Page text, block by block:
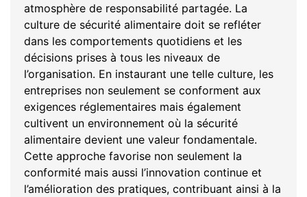
atmosphère de responsabilité partagée. La
culture de sécurité alimentaire doit se refléter
dans les comportements quotidiens et les
décisions prises à tous les niveaux de
l’organisation. En instaurant une telle culture, les
entreprises non seulement se conforment aux
exigences réglementaires mais également
cultivent un environnement où la sécurité
alimentaire devient une valeur fondamentale.
Cette approche favorise non seulement la
conformité mais aussi l’innovation continue et
l’amélioration des pratiques, contribuant ainsi à la